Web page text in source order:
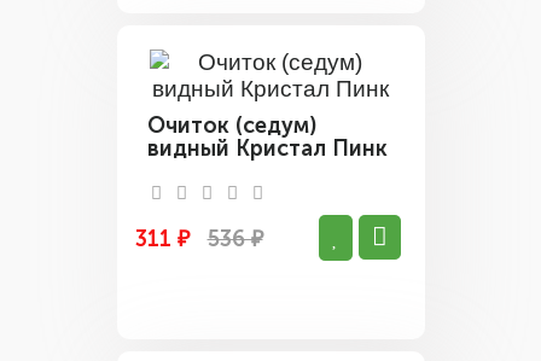
Очиток (седум)
видный Кристал Пинк
311 ₽ 536 ₽